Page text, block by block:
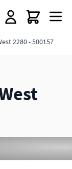
2280 - 500157